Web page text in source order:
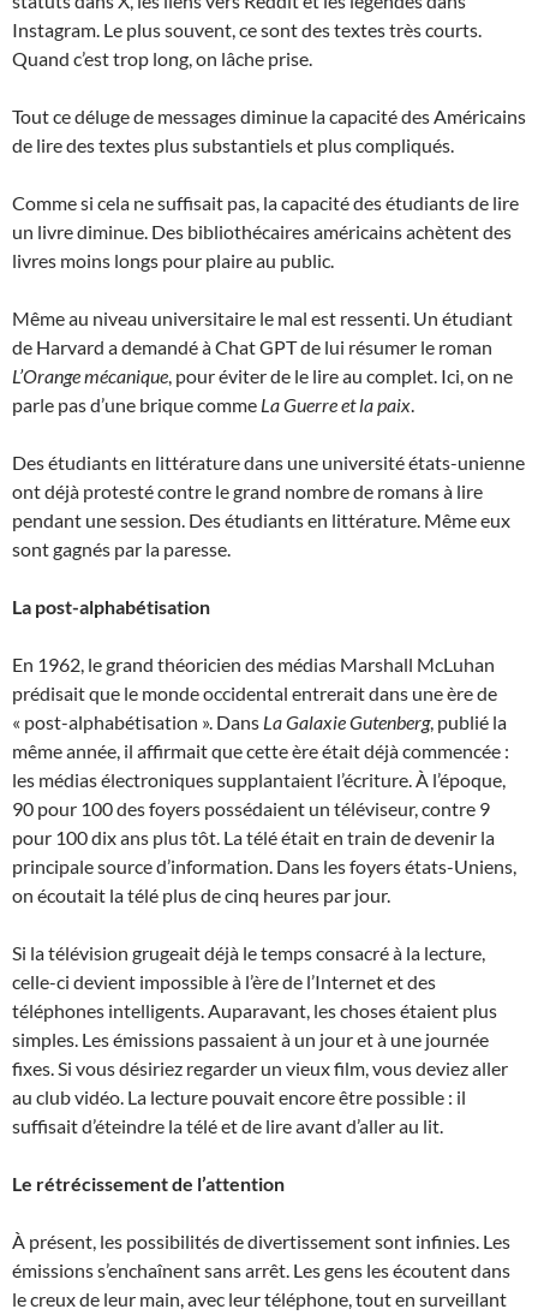
Instagram. Le plus souvent, ce sont des textes très courts.
Quand c’est trop long, on lâche prise.
Tout ce déluge de messages diminue la capacité des Américains
de lire des textes plus substantiels et plus compliqués.
Comme si cela ne suffisait pas, la capacité des étudiants de lire
un livre diminue. Des bibliothécaires américains achètent des
livres moins longs pour plaire au public.
Même au niveau universitaire le mal est ressenti. Un étudiant
de Harvard a demandé à Chat GPT de lui résumer le roman
L’Orange mécanique, pour éviter de le lire au complet. Ici, on ne
parle pas d’une brique comme La Guerre et la paix.
Des étudiants en littérature dans une université états-unienne
ont déjà protesté contre le grand nombre de romans à lire
pendant une session. Des étudiants en littérature. Même eux
sont gagnés par la paresse.
La post-alphabétisation
En 1962, le grand théoricien des médias Marshall McLuhan
prédisait que le monde occidental entrerait dans une ère de
« post-alphabétisation ». Dans La Galaxie Gutenberg, publié la
même année, il affirmait que cette ère était déjà commencée :
les médias électroniques supplantaient l’écriture. À l’époque,
90 pour 100 des foyers possédaient un téléviseur, contre 9
pour 100 dix ans plus tôt. La télé était en train de devenir la
principale source d’information. Dans les foyers états-Uniens,
on écoutait la télé plus de cinq heures par jour.
Si la télévision grugeait déjà le temps consacré à la lecture,
celle-ci devient impossible à l’ère de l’Internet et des
téléphones intelligents. Auparavant, les choses étaient plus
simples. Les émissions passaient à un jour et à une journée
fixes. Si vous désiriez regarder un vieux film, vous deviez aller
au club vidéo. La lecture pouvait encore être possible : il
suffisait d’éteindre la télé et de lire avant d’aller au lit.
Le rétrécissement de l’attention
À présent, les possibilités de divertissement sont infinies. Les
émissions s’enchaînent sans arrêt. Les gens les écoutent dans
le creux de leur main, avec leur téléphone, tout en surveillant